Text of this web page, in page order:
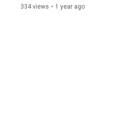
す！まゆりなクリニック
334 views • 1 year ago